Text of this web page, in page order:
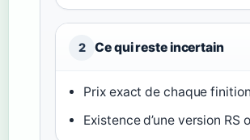
2 Ce qui reste incertain
Prix exact de chaque
Existence d’une version RS